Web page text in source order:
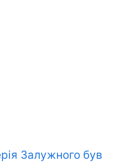
Залужного був